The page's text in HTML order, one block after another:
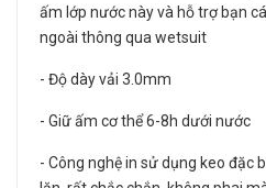
ấm lớp nước này và hỗ trợ bạn
ngoài thông qua wetsuit
- Độ dày vải 3.0mm
- Giữ ấm cơ thể 6-8h dưới nước
- Công nghệ in sử dụng keo đặc